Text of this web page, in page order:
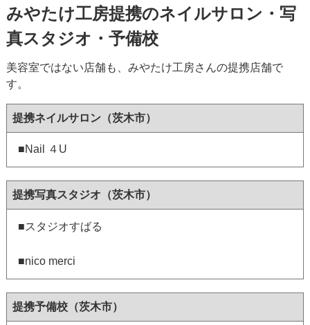
みやたけ工房提携のネイルサロン・写
真スタジオ・予備校
美容室ではない店舗も、みやたけ工房さんの提携店舗で
す。
提携ネイルサロン（茨木市）
■Nail ４U
提携写真スタジオ（茨木市）
■スタジオすばる
■nico merci
提携予備校（茨木市）